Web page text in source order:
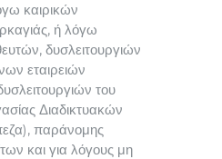
καιρικών
ή λόγω
δυσλειτουργιών
εταιρειών
του
Διαδικτυακών
παράνομης
και για λόγους μη